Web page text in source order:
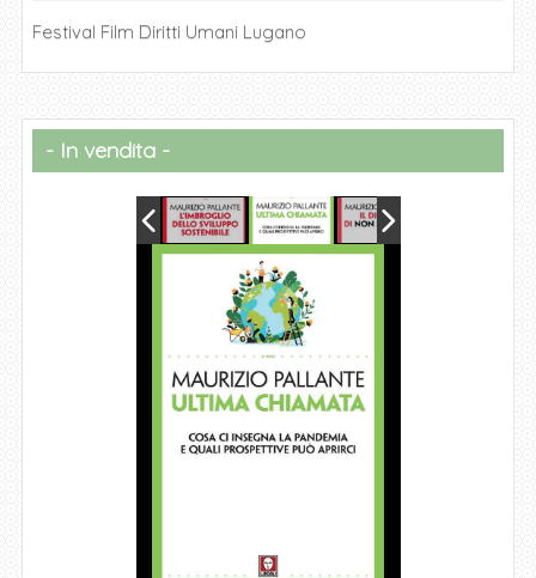
Festival Film Diritti Umani Lugano
In vendita